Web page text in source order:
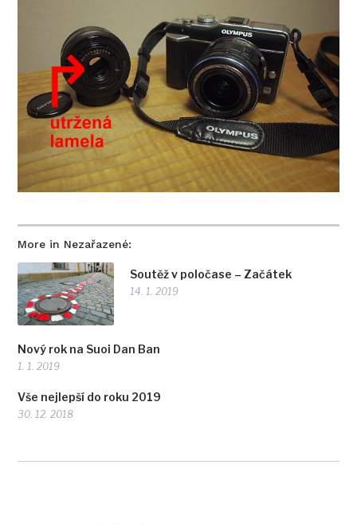
More in Nezařazené:
Soutěž v poločase – Začátek
14. 1. 2019
Nový rok na Suoi Dan Ban
1. 1. 2019
Vše nejlepší do roku 2019
30. 12. 2018